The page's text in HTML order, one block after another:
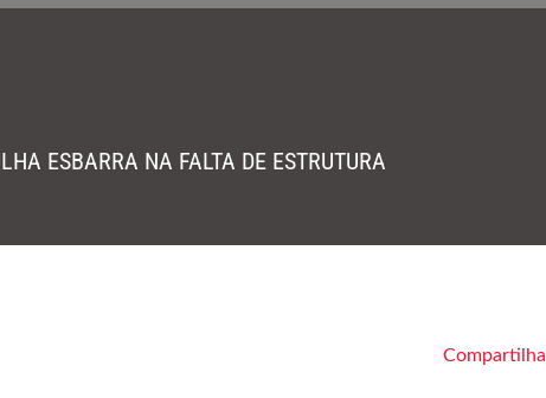
ESBARRA NA FALTA DE ESTRUTURA